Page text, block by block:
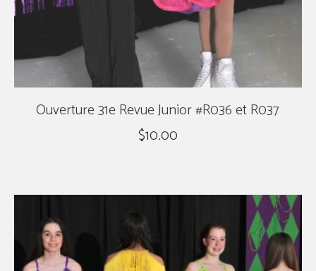
Ouverture 31e Revue Junior #R036 et R037
$10.00